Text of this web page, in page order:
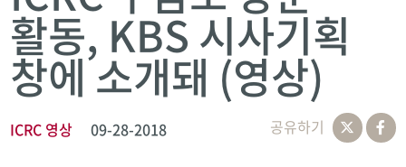
활동, KBS 시사기획
창에 소개돼 (영상)
ICRC 영상 09-28-2018 공유하기